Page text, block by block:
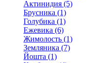
Актинидия (5)
Брусника (1)
Голубика (1)
Ежевика (6)
Жимолость (1)
Земляника (7)
Йошта (1)